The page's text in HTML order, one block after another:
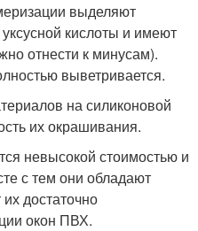
выделяют
кислоты и имеют
отнести к минусам).
выветривается.
на силиконовой
их окрашивания.
невысокой стоимостью и
с тем они обладают
достаточно
окон ПВХ.